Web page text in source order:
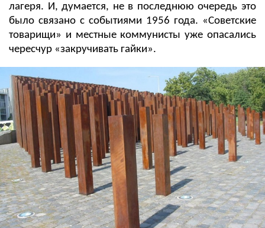
лагеря. И, думается, не в последнюю очередь это
было связано с событиями 1956 года. «Cоветские
товарищи» и местные коммунистыyже опасались
чересчур «закручивать гайки».